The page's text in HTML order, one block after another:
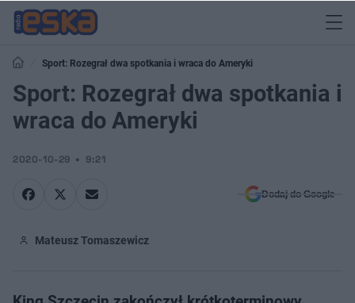
Sport: ​Rozegrał dwa spotkania i wraca do Ameryki
Sport: ​Rozegrał dwa spotkania i
wraca do Ameryki
2020-10-29 9:21
Dodaj do Google
Mateusz Tomaszewicz